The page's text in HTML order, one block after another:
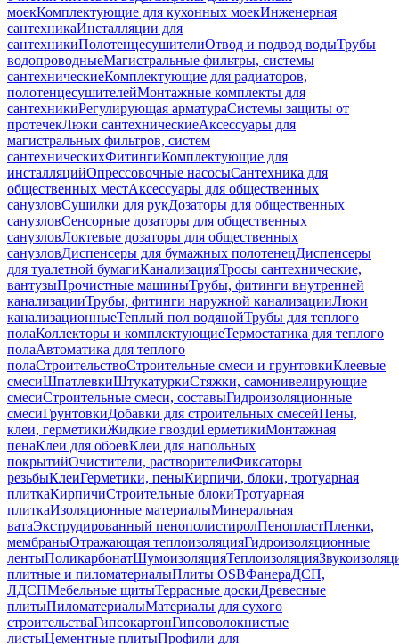
моекКомплектующие для кухонных моекИнженерная
сантехникаИнсталляции для
сантехникиПолотенцесушителиОтвод и подвод водыТрубы
водопроводныеМагистральные фильтры, системы
сантехническиеКомплектующие для радиаторов,
полотенцесушителейМонтажные комплекты для
сантехникиРегулирующая арматураСистемы защиты от
протечекЛюки сантехническиеАксессуары для
магистральных фильтров, систем
сантехническихФитингиКомплектующие для
инсталляцийОпрессовочные насосыСантехника для
общественных местАксессуары для общественных
санузловСушилки для рукДозаторы для общественных
санузловСенсорные дозаторы для общественных
санузловЛоктевые дозаторы для общественных
санузловДиспенсеры для бумажных полотенецДиспенсеры
для туалетной бумагиКанализацияТросы сантехнические,
вантузыПрочистные машиныТрубы, фитинги внутренней
канализацииТрубы, фитинги наружной канализацииЛюки
канализационныеТеплый пол водянойТрубы для теплого
полаКоллекторы и комплектующиеТермостатика для теплого
полаАвтоматика для теплого
полаСтроительствоСтроительные смеси и грунтовкиКлеевые
смесиШпатлевкиШтукатуркиСтяжки, самонивелирующие
смесиСтроительные смеси, составыГидроизоляционные
смесиГрунтовкиДобавки для строительных смесейПены,
клеи, герметикиЖидкие гвоздиГерметикиМонтажная
пенаКлеи для обоевКлеи для напольных
покрытийОчистители, растворителиФиксаторы
резьбыКлеиГерметики, пеныКирпичи, блоки, тротуарная
плиткаКирпичиСтроительные блокиТротуарная
плиткаИзоляционные материалыМинеральная
ватаЭкструдированный пенополистиролПенопластПленки,
мембраныОтражающая теплоизоляцияГидроизоляционные
лентыПоликарбонатШумоизоляцияТеплоизоляция
плитные и пиломатериалыПлиты OSBФанераДСП,
ЛДСПМебельные щитыТеррасные доскиДревесные
плитыПиломатериалыМатериалы для сухого
строительстваГипсокартонГипсоволокнистые
листыЦементные плитыПрофили для